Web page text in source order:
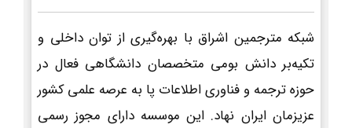
شبکه مترجمین اشراق با بهره‌گیری از توان داخلی و
تکیه‌بر دانش بومی متخصصان دانشگاهی فعال در
حوزه ترجمه و فناوری اطلاعات پا به عرصه علمی کشور
عزیزمان ایران نهاد. این موسسه دارای مجوز رسمی